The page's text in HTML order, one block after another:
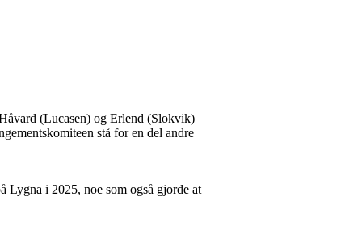
(Lucasen) og Erlend (Slokvik)
stå for en del andre
Lygna i 2025, noe som også gjorde at